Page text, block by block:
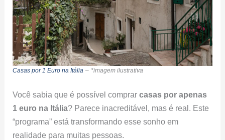
Casas por 1 Euro na Itália – *imagem ilustrativa
Você sabia que é possível comprarcasas por apenas
1 euro na Itália? Parece inacreditável, mas é real. Este
“programa” está transformando esse sonho em
realidade para muitas pessoas.